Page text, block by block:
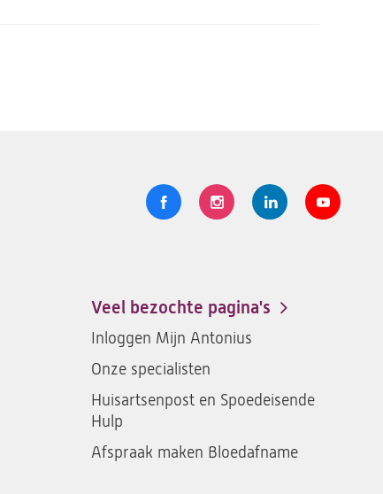
Volg
Logo
santeon
ziekenhuis
op
Facebook
Logo
santeon
ziekenhuis
Instagram
Logo
santeon
LinkedIn
Logo
Veel bezochte pagina's
Inloggen Mijn Antonius
Onze specialisten
Huisartsenpost en Spoedeisende
Hulp
Afspraak maken Bloedafname